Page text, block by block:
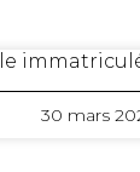
30 mars